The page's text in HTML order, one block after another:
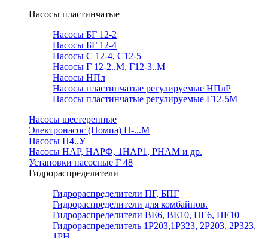
Насосы пластинчатые
Насосы БГ 12-2
Насосы БГ 12-4
Насосы С 12-4, С12-5
Насосы Г 12-2..М, Г12-3..М
Насосы НПл
Насосы пластинчатые регулируемые НПлР
Насосы пластинчатые регулируемые Г12-5М
Насосы шестеренные
Электронасос (Помпа) П-...М
Насосы Н4..У
Насосы НАР, НАРФ, 1НАР1, РНАМ и др.
Установки насосные Г 48
Гидрораспределители
Гидрораспределители ПГ, БПГ
Гидрораспределители для комбайнов.
Гидрораспределители ВЕ6, ВЕ10, ПЕ6, ПЕ10
Гидрораспределитель 1Р203,1Р323, 2Р203, 2Р323,